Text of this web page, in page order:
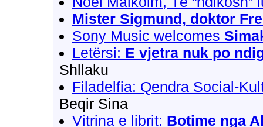
Mister Sigmund, doktor
Sony Music welcomes
Letërsi: E vjetra nuk po
Shllaku
Filadelfia: Qendra Social-
Beqir Sina
Vitrina e librit: Botime nga